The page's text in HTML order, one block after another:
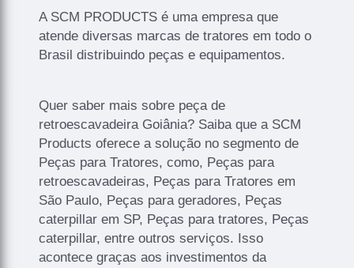
A SCM PRODUCTS é uma empresa que
atende diversas marcas de tratores em todo o
Brasil distribuindo peças e equipamentos.
Quer saber mais sobre peça de
retroescavadeira Goiânia? Saiba que a SCM
Products oferece a solução no segmento de
Peças para Tratores, como, Peças para
retroescavadeiras, Peças para Tratores em
São Paulo, Peças para geradores, Peças
caterpillar em SP, Peças para tratores, Peças
caterpillar, entre outros serviços. Isso
acontece graças aos investimentos da